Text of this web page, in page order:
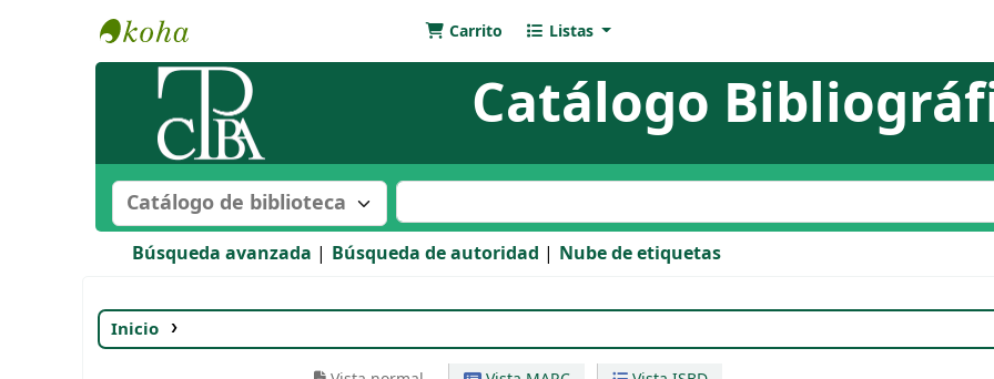
Biblioteca Bartolomé Mitre
Carrito Listas
Catálogo
Buscar en el catálogo por: Buscar en el catálogo
Búsqueda avanzada Búsqueda de autoridad Nube de etiquetas
Inicio